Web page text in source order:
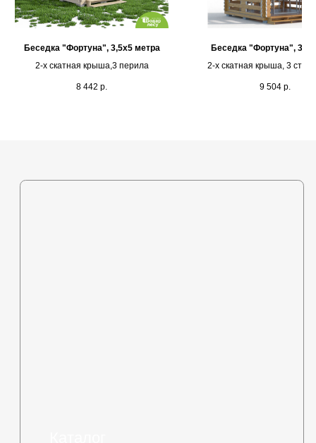
Беседка "Фортуна", 3,5х5 метра
2-х скатная крыша,3 перила
8 442 р.
Беседка "Фортуна", 3х3
2-х скатная крыша, 3
9 504 р.
+375 (44) 772-92-22
s1-ovk@yandex.by